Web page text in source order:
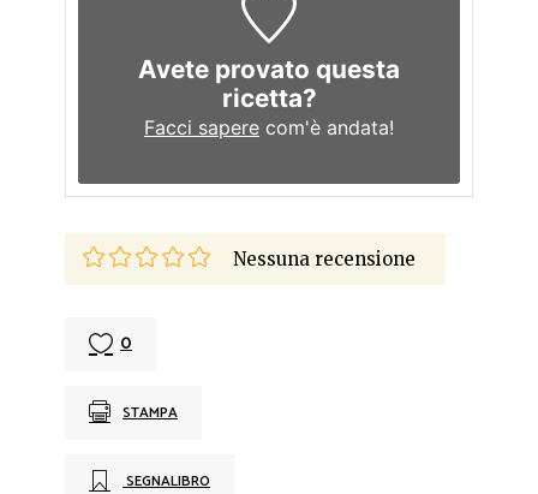
Avete provato questa
ricetta?
Facci sapere com'è andata!
Nessuna recensione
0
STAMPA
SEGNALIBRO